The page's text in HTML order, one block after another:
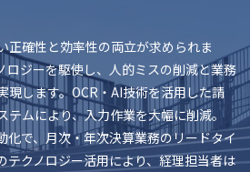
正確性と効率性の両立が求められま
ロジーを駆使し、人的ミスの削減と業務
現します。OCR・AI技術を活用した請
テムにより、入力作業を大幅に削減。
化で、月次・年次決算業務のリードタイ
テクノロジー活用により、経理担当者は